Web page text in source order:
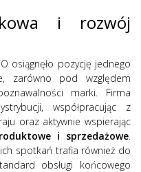
i rozwój
osiągnęło pozycję jednego
zarówno pod względem
marki. Firma
współpracując z
oraz aktywnie wspierając
i sprzedażowe
spotkań trafia również do
obsługi końcowego